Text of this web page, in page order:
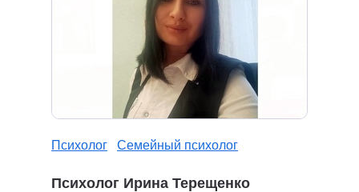
Психолог Семейный психолог
Психолог Ирина Терещенко